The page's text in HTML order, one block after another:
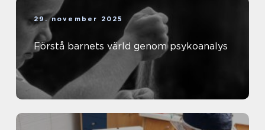
29. november 2025
Förstå barnets värld genom psykoanalys